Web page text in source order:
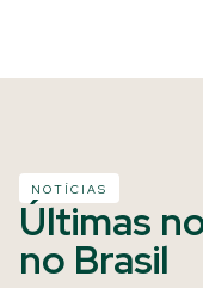
NOTÍCIAS
Últimas
no Brasil